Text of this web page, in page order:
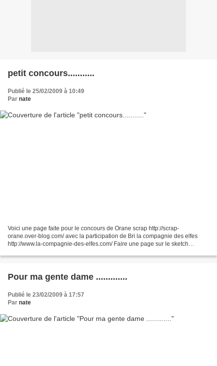
petit concours...........
Publié le 25/02/2009 à 10:49
Par nate
Voici une page faite pour le concours de Orane scrap http://scrap-
orane.over-blog.com/ avec la participation de Bri la compagnie des elfes
http://www.la-compagnie-des-elfes.com/ Faire une page sur le sketch
Pour ma gente dame .............
Publié le 23/02/2009 à 17:57
Par nate